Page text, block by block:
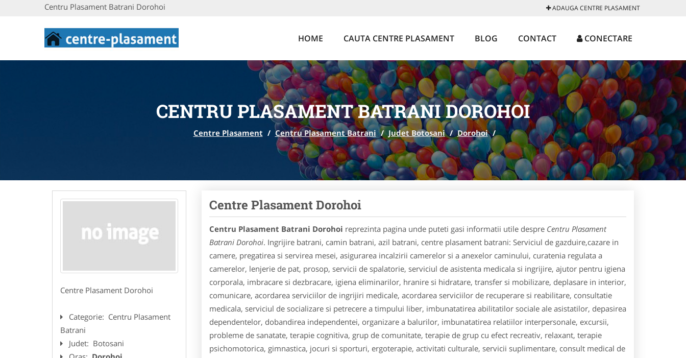
Centru Plasament Batrani Dorohoi ADAUGA CENTRE PLASAMENT
HOME CAUTA CENTRE PLASAMENT BLOG CONTACT CONECTARE
CENTRU PLASAMENT BATRANI DOROHOI
Centre Plasament / Centru Plasament Batrani / Judet Botosani / Dorohoi /
Centre Plasament Dorohoi
Categorie: Centru Plasament
Batrani
Judet: Botosani
Centre Plasament Dorohoi
Centru Plasament Batrani Dorohoi reprezinta pagina unde puteti gasi informatii utile despre Centru Plasament
Batrani Dorohoi. Ingrijire batrani, camin batrani, azil batrani, centre plasament batrani: Serviciul de gazduire,cazare in
camere, pregatirea si servirea mesei, asigurarea incalzirii camerelor si a anexelor caminului, curatenia regulata a
camerelor, lenjerie de pat, prosop, servicii de spalatorie, serviciul de asistenta medicala si ingrijire, ajutor pentru igiena
corporala, imbracare si dezbracare, igiena eliminarilor, hranire si hidratare, transfer si mobilizare, deplasare in interior,
comunicare, acordarea serviciilor de ingrijiri medicale, acordarea serviciilor de recuperare si reabilitare, consultatie
medicala, serviciul de socializare si petrecere a timpului liber, imbunatatirea abilitatilor sociale ale asistatilor, depasirea
dependentelor, dobandirea independentei, organizare a balurilor, imbunatatirea relatiilor interpersonale, excursii,
probleme de sanatate, terapie cognitiva, grup de comunitate, terapie de grup cu efect recreativ, relaxant, terapie
psichomotorica, gimnastica, jocuri si sporturi, ergoterapie, activitati culturale, servicii suplimentare, consult medical de